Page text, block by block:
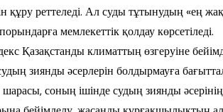
құру ре­ттеледі. Ал суды тұтынудың «ең
мемлекеттік қол­дау көрсетіледі.
Қазақстанды кли­маттың өзгеруіне
зиянды әсерлерін болдырмауға
шарасы, соның ішінде судың зиянды